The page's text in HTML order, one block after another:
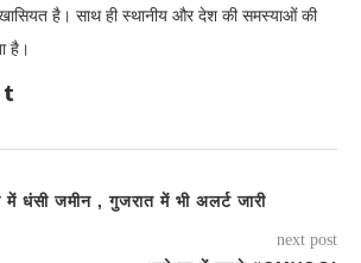
खासियत है। साथ ही स्थानीय और देश की समस्याओं की
है।
में धंसी जमीन , गुजरात में भी अलर्ट जारी
next post